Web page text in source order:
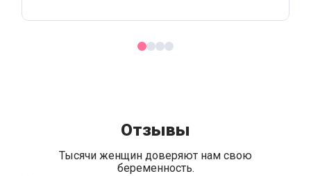
Отзывы
Тысячи женщин доверяют нам свою
беременность.